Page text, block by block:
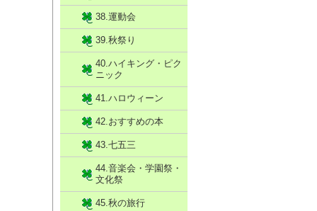
38.運動会
39.秋祭り
40.ハイキング・ピク
ニック
41.ハロウィーン
42.おすすめの本
43.七五三
44.音楽会・学園祭・
文化祭
45.秋の旅行